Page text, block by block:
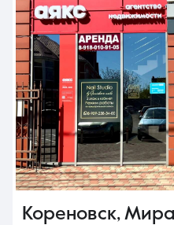
8 (861)
Ежедневно с
Кореновск, Мира,